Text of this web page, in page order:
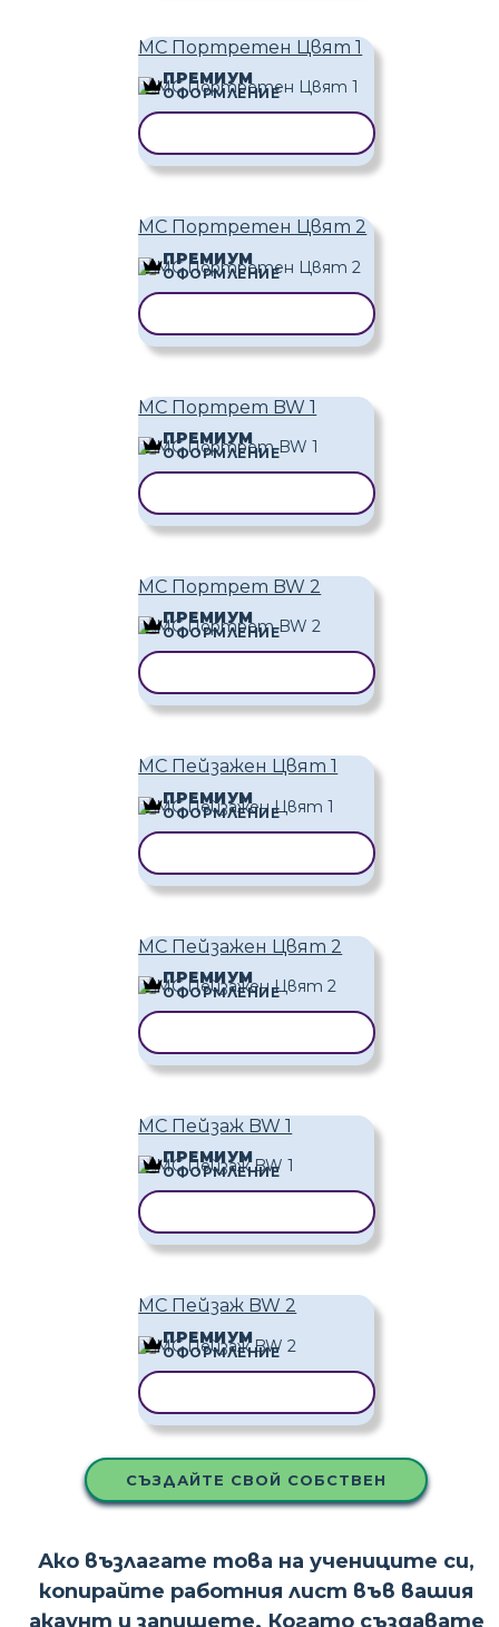
MC Портретен Цвят 1
ПРЕМИУМ
ОФОРМЛЕНИЕ
MC Портретен Цвят 2
ПРЕМИУМ
ОФОРМЛЕНИЕ
MC Портрет BW 1
ПРЕМИУМ
ОФОРМЛЕНИЕ
MC Портрет BW 2
ПРЕМИУМ
ОФОРМЛЕНИЕ
MC Пейзажен Цвят 1
ПРЕМИУМ
ОФОРМЛЕНИЕ
MC Пейзажен Цвят 2
ПРЕМИУМ
ОФОРМЛЕНИЕ
MC Пейзаж BW 1
ПРЕМИУМ
ОФОРМЛЕНИЕ
MC Пейзаж BW 2
ПРЕМИУМ
ОФОРМЛЕНИЕ
СЪЗДАЙТЕ СВОЙ СОБСТВЕН
Ако възлагате това на учениците си,
копирайте работния лист във вашия
акаунт и запишете. Когато създавате